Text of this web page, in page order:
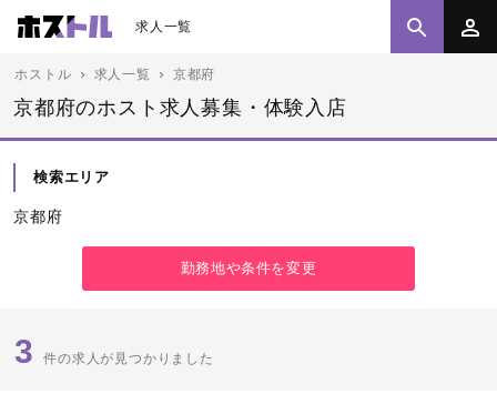
求人一覧
ホストル 求人一覧 京都府
京都府のホスト求人募集・体験入店
検索エリア
京都府
勤務地や条件を変更
3 件の求人が見つかりました